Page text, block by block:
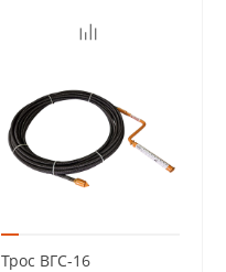
Трос ВГС-16